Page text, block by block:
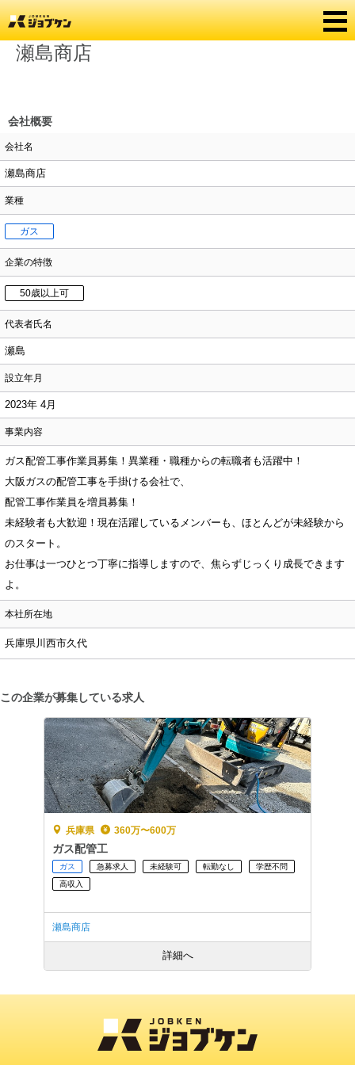
瀬島商店
会社概要
会社名
瀬島商店
業種
ガス
企業の特徴
50歳以上可
代表者氏名
瀬島
設立年月
2023年 4月
事業内容
ガス配管工事作業員募集！異業種・職種からの転職者も活躍中！
大阪ガスの配管工事を手掛ける会社で、
配管工事作業員を増員募集！
未経験者も大歓迎！現在活躍しているメンバーも、ほとんどが未経験から
のスタート。
お仕事は一つひとつ丁寧に指導しますので、焦らずじっくり成長できます
よ。
本社所在地
兵庫県川西市久代
この企業が募集している求人
兵庫県 360万〜600万
ガス配管工
ガス 急募求人 未経験可 転勤なし
学歴不問
高収入
瀬島商店
詳細へ